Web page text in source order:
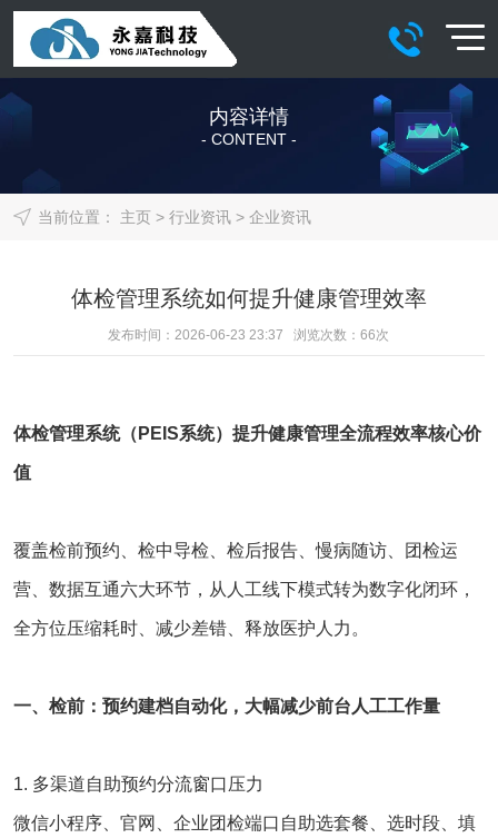
内容详情
- CONTENT -
当前位置： 主页> 行业资讯> 企业资讯
体检管理系统如何提升健康管理效率
发布时间：2026-06-23 23:37 浏览次数：66次
体检管理系统（ PEIS系统）提升健康管理全流程效率核心价
值
覆盖检前预约、检中导检、检后报告、慢病随访、团检运
营、数据互通六大环节，从人工线下模式转为数字化闭环，
全方位压缩耗时、减少差错、释放医护人力。
一、检前：预约建档自动化，大幅减少前台人工工作量
1. 多渠道自助预约分流窗口压力
微信小程序、官网、企业团检端口自助选套餐、选时段、填